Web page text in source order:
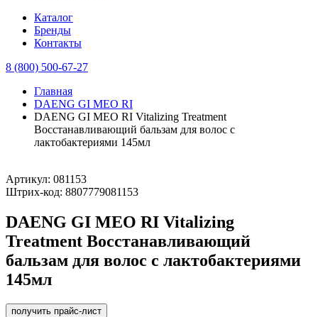
Каталог
Бренды
Контакты
8 (800) 500-67-27
Главная
DAENG GI MEO RI
DAENG GI MEO RI Vitalizing Treatment
Восстанавливающий бальзам для волос с
лактобактериями 145мл
Артикул: 081153
Штрих-код: 8807779081153
DAENG GI MEO RI Vitalizing
Treatment Восстанавливающий
бальзам для волос с лактобактериями
145мл
получить прайс-лист